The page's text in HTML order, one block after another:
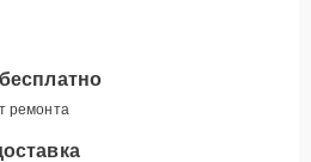
ремонта